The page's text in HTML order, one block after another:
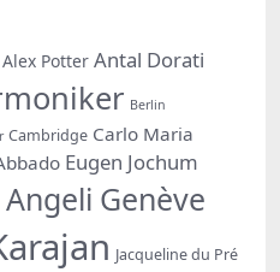
Alex Potter Antal Dorati
Berlin
Cambridge Carlo Maria
Eugen Jochum
Angeli Genève
Jacqueline du Pré